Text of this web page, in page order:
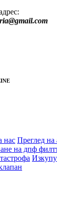
нас Преглед на
на дпф